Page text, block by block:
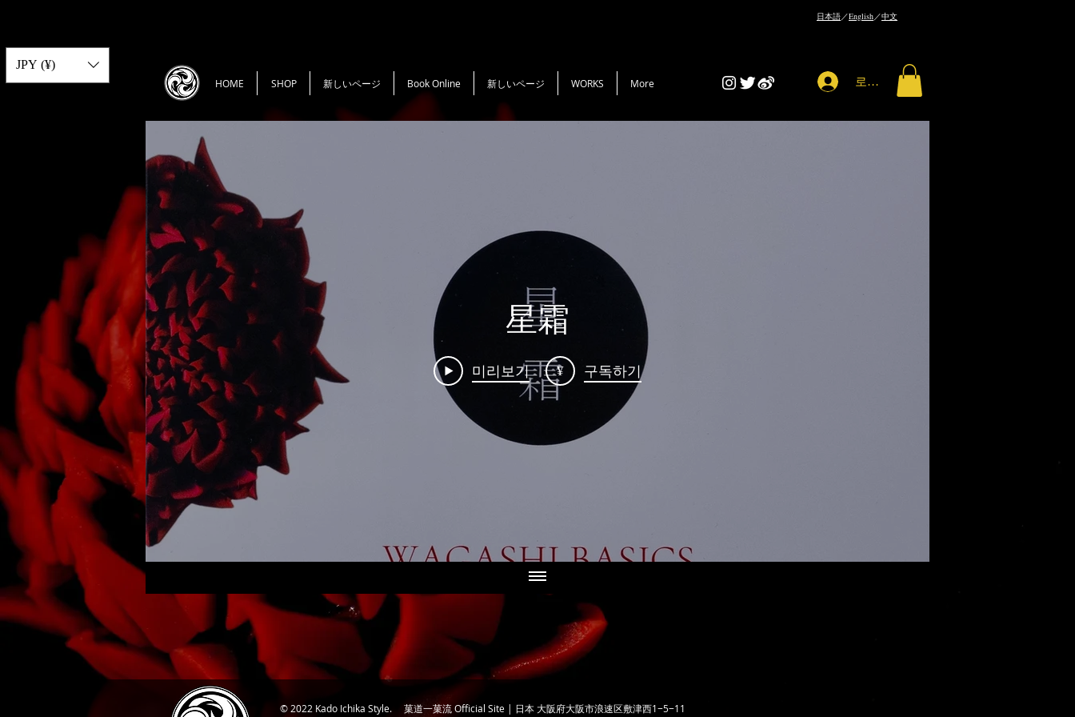
​日本語／English／中文
HOME SHOP 新しいページ Book Online 新しいページ WORKS More 로그인
星霜
미리보기 ¥ 구독하기
JPY (¥)
© 2022 Kado Ichika Style. 菓道一菓流 Official Site | 日本 大阪府大阪市浪速区敷津西1−5−11